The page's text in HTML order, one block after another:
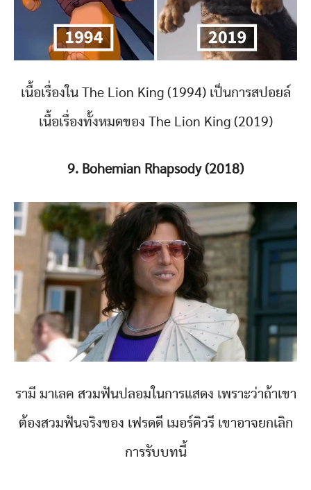
เนื้อเรื่องใน The Lion King (1994) เป็นการสปอยล์
เนื้อเรื่องทั้งหมดของ The Lion King (2019)
9. Bohemian Rhapsody (2018)
รามี มาเลค สวมฟันปลอมในการแสดง เพราะว่าถ้าเขา
ต้องสวมฟันจริงของ เฟรดดี เมอร์คิวรี เขาอาจยกเลิก
การรับบทนี้